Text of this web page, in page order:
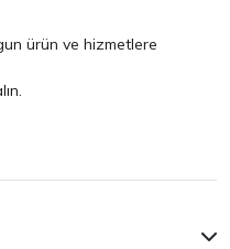
ürün ve hizmetlere